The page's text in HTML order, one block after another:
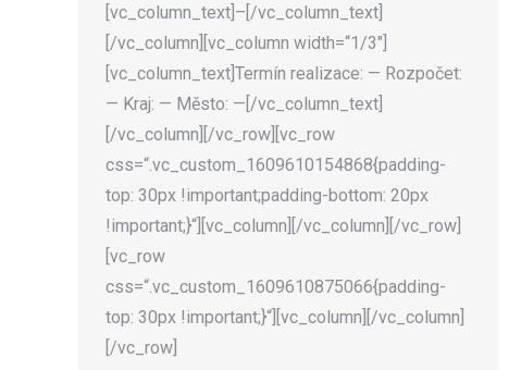
[vc_column_text]–[/vc_column_text]
[/vc_column][vc_column width=“1/3″]
[vc_column_text]Termín realizace: — Rozpočet:
— Kraj: — Město: —[/vc_column_text]
[/vc_column][/vc_row][vc_row
css=“.vc_custom_1609610154868{padding-
top: 30px !important;padding-bottom: 20px
!important;}“][vc_column][/vc_column][/vc_row]
[vc_row
css=“.vc_custom_1609610875066{padding-
top: 30px !important;}“][vc_column][/vc_column]
[/vc_row]